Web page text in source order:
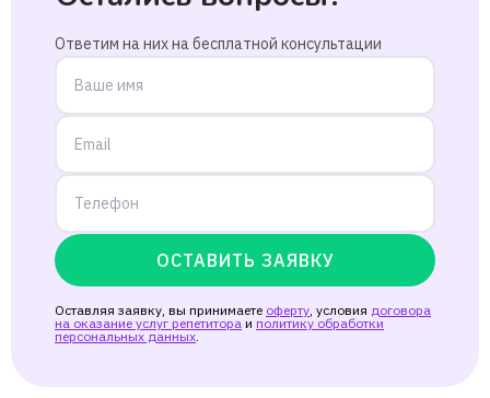
Ответим на них на бесплатной консультации
ОСТАВИТЬ ЗАЯВКУ
Оставляя заявку, вы принимаете оферту , условия договора
на оказание услуг репетитора и политику обработки
персональных данных